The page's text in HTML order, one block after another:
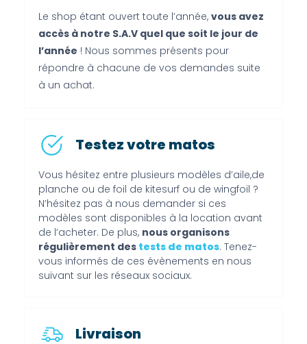
Le shop étant ouvert toute l’année,vous avez
accès à notre S.A.V quel que soit le jour de
l’année ! Nous sommes présents pour
répondre à chacune de vos demandes suite
à un achat.
Testez votre matos
Vous hésitez entre plusieurs modèles d’aile,de
planche ou de foil de kitesurf ou de wingfoil ?
N’hésitez pas à nous demander si ces
modèles sont disponibles à la location avant
de l’acheter. De plus, nous organisons
régulièrement des tests de matos. Tenez-
vous informés de ces évènements en nous
suivant sur les réseaux sociaux.
Livraison